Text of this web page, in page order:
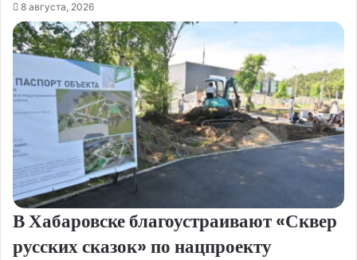
8 августа, 2026
В Хабаровске благоустраивают «Сквер
русских сказок» по нацпроекту